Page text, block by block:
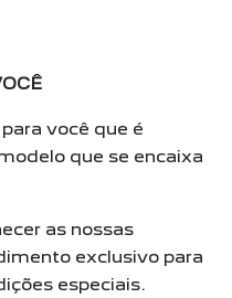
você que é
que se encaixa
as nossas
exclusivo para
especiais.